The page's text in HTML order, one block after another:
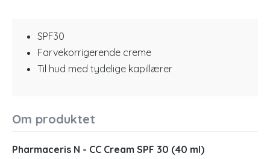
SPF30
Farvekorrigerende creme
Til hud med tydelige kapillærer
Om produktet
Pharmaceris N - CC Cream SPF 30 (40 ml)